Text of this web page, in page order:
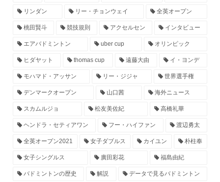
リンダン リー・チョンウェイ 全英オープン
桃田賢斗 競技規則 アクセルセン インタビュー
エアバドミントン uber cup オリンピック
ヒダヤット thomas cup 遠藤大由 イ・ヨンデ
モハマド・アッサン リー・ジジャ 世界選手権
デンマークオープン 山口茜 海外ニュース
スカムルジョ 松友美佐紀 高橋礼華
ヘンドラ・セティアワン フー・ハイファン 渡辺勇太
全英オープン2021 女子ダブルス カイユン 朴柱奉
女子シングルス 廣田彩花 福島由紀
バドミントンの歴史 解説 データで見るバドミントン